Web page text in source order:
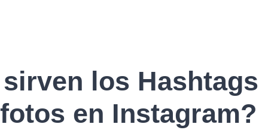
los
fotos en Instagram?